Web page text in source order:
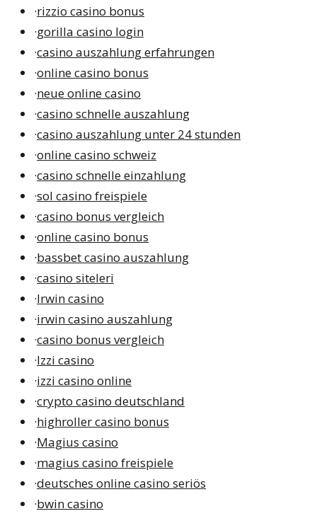
·rizzio casino bonus
·gorilla casino login
·casino auszahlung erfahrungen
·online casino bonus
·neue online casino
·casino schnelle auszahlung
·casino auszahlung unter 24 stunden
·online casino schweiz
·casino schnelle einzahlung
·sol casino freispiele
·casino bonus vergleich
·online casino bonus
·bassbet casino auszahlung
·casino siteleri
·Irwin casino
·irwin casino auszahlung
·casino bonus vergleich
·Izzi casino
·izzi casino online
·crypto casino deutschland
·highroller casino bonus
·Magius casino
·magius casino freispiele
·deutsches online casino seriös
·bwin casino